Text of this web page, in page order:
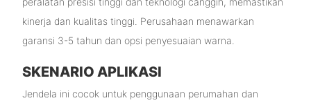
kinerja dan kualitas tinggi. Perusahaan menawarkan
garansi 3-5 tahun dan opsi penyesuaian warna.
SKENARIO APLIKASI
Jendela ini cocok untuk penggunaan perumahan dan